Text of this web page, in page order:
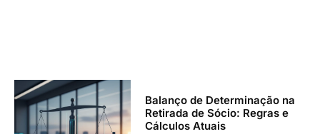
Balanço de Determinação na
Retirada de Sócio: Regras e
Cálculos Atuais